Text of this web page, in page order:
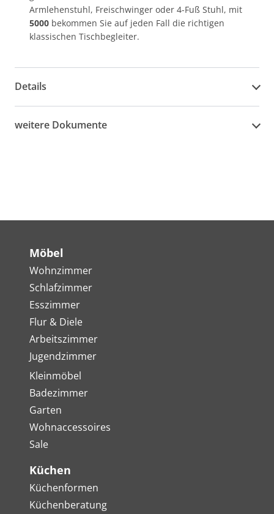
Armlehenstuhl, Freischwinger oder 4-Fuß Stuhl, mit
5000 bekommen Sie auf jeden Fall die richtigen
klassischen Tischbegleiter.
Details
weitere Dokumente
Möbel
Wohnzimmer
Schlafzimmer
Esszimmer
Flur & Diele
Arbeitszimmer
Jugendzimmer
Kleinmöbel
Badezimmer
Garten
Wohnaccessoires
Sale
Küchen
Küchenformen
Küchenberatung